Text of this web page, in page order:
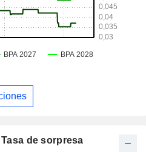
de sorpresa